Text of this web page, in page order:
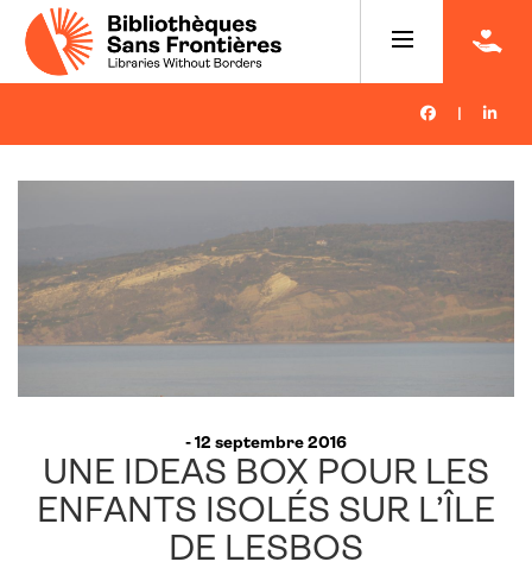
- 12 septembre 2016
UNE IDEAS BOX POUR LES
ENFANTS ISOLÉS SUR L’ÎLE
DE LESBOS